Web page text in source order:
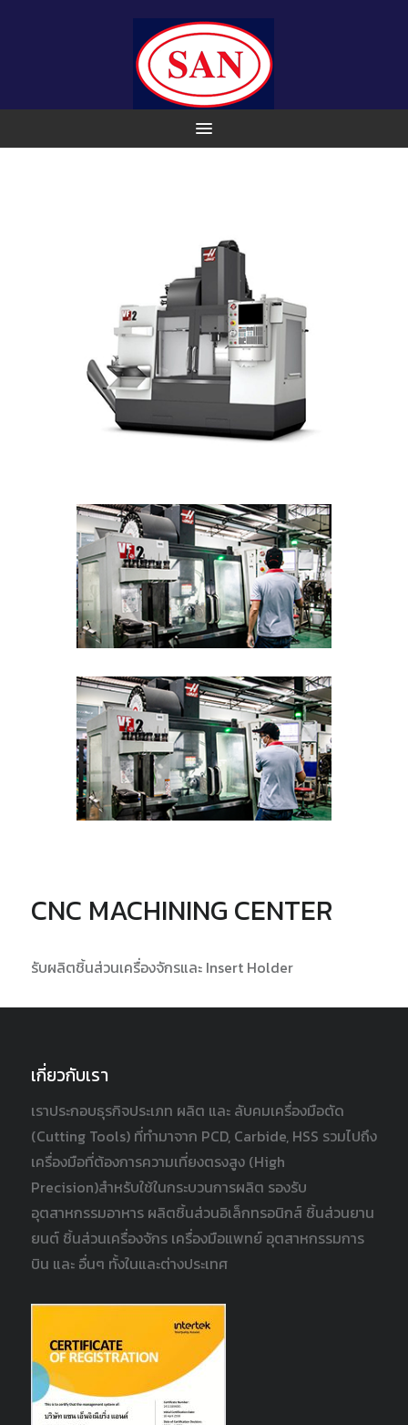
CNC MACHINING CENTER
รับผลิตชิ้นส่วนเครื่องจักรและ Insert Holder
เกี่ยวกับเรา
เราประกอบธุรกิจประเภท ผลิต และ ลับคมเครื่องมือตัด
(Cutting Tools) ที่ทำมาจาก PCD, Carbide, HSS รวมไปถึง
เครื่องมือที่ต้องการความเที่ยงตรงสูง (High
Precision)สำหรับใช้ในกระบวนการผลิต รองรับ
อุตสาหกรรมอาหาร ผลิตชิ้นส่วนอิเล็กทรอนิกส์ ชิ้นส่วนยาน
ยนต์ ชิ้นส่วนเครื่องจักร เครื่องมือแพทย์ อุตสาหกรรมการ
บิน และ อื่นๆ ทั้งในและต่างประเทศ